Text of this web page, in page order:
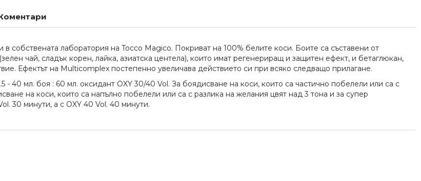
собствената лаборатория на Tocco Magico. Покриват на 100% белите коси. Боите са съставени от
чай, сладък корен, лайка, азиатска центела), които имат регенериращ и защитен ефект, и бетаглюкан,
Ефектът на Multicomplex постепенно увеличава действието си при всяко следващо прилагане.
- 40 мл. боя : 60 мл. оксидант OXY 30/40 Vol. За боядисване на коси, които са частично побелели или са с
на коси, които са напълно побелели или са с разлика на желания цвят над 3 тона и за супер
30 минути, а с OXY 40 Vol. 40 минути.